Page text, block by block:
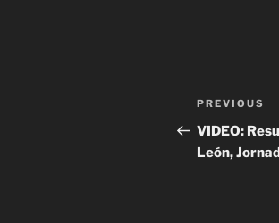
Post
Previous
Post
PREVIOUS
VIDEO:
León,